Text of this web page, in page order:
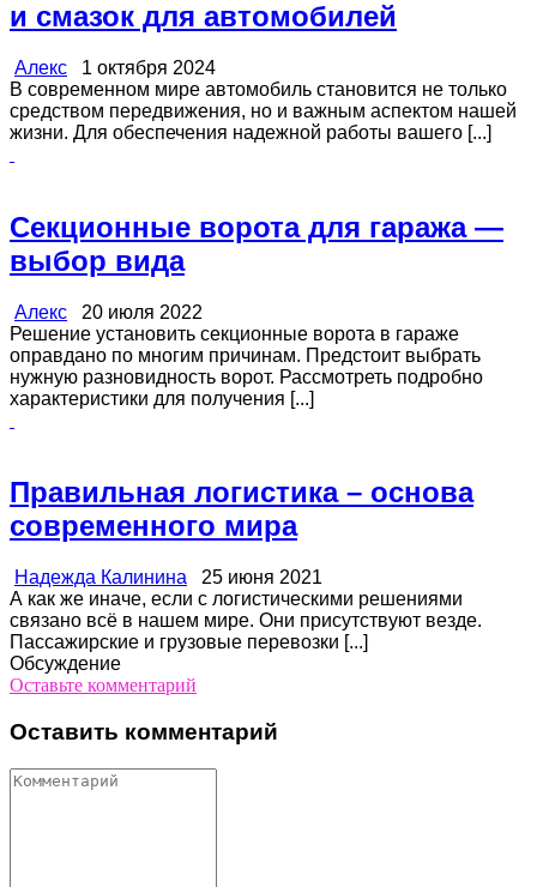
и смазок для автомобилей
Алекс 1 октября 2024
В современном мире автомобиль становится не только
средством передвижения, но и важным аспектом нашей
жизни. Для обеспечения надежной работы вашего [...]
Секционные ворота для гаража —
выбор вида
Алекс 20 июля 2022
Решение установить секционные ворота в гараже
оправдано по многим причинам. Предстоит выбрать
нужную разновидность ворот. Рассмотреть подробно
характеристики для получения [...]
Правильная логистика – основа
современного мира
Надежда Калинина 25 июня 2021
А как же иначе, если с логистическими решениями
связано всё в нашем мире. Они присутствуют везде.
Пассажирские и грузовые перевозки [...]
Обсуждение
Оставьте комментарий
Оставить комментарий